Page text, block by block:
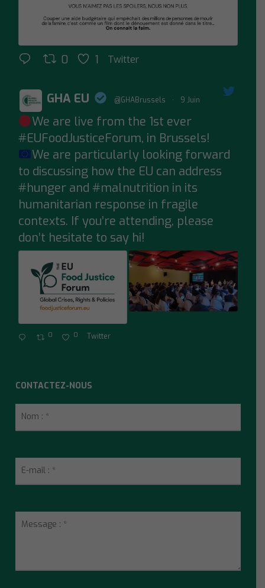
0 1 Twitter
;
GHA EU @GHABrussels · 9 Juin
We are live from the 1st ever
#EUFoodJusticeForum, in Brussels!
We are particularly looking forward
to discussing how the EU can address
#hungerand #malnutrition in its
humanitarian response in fragile
contexts. If you’re attending, please
don’t hesitate to say hi!
0 0 Twitter
CONTACTEZ-NOUS